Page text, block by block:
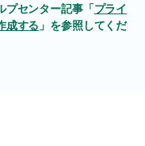
プセンター記事「プライ
成する」を参照してくだ